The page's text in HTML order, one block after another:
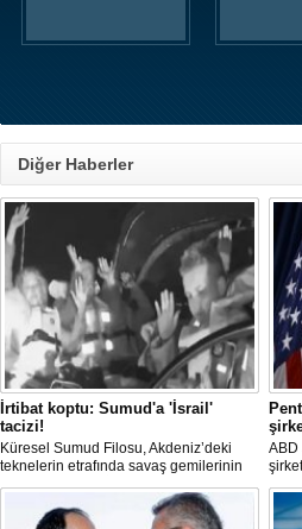
Diğer Haberler
İrtibat koptu: Sumud'a 'İsrail'
tacizi!
Küresel Sumud Filosu, Akdeniz’deki
teknelerin etrafında savaş gemilerinin
görüldüğünü ve İsrail ordusunun taciz
ettiği bir tekneyle irtibatlarının
koptuğunu bildirdi.
ABD